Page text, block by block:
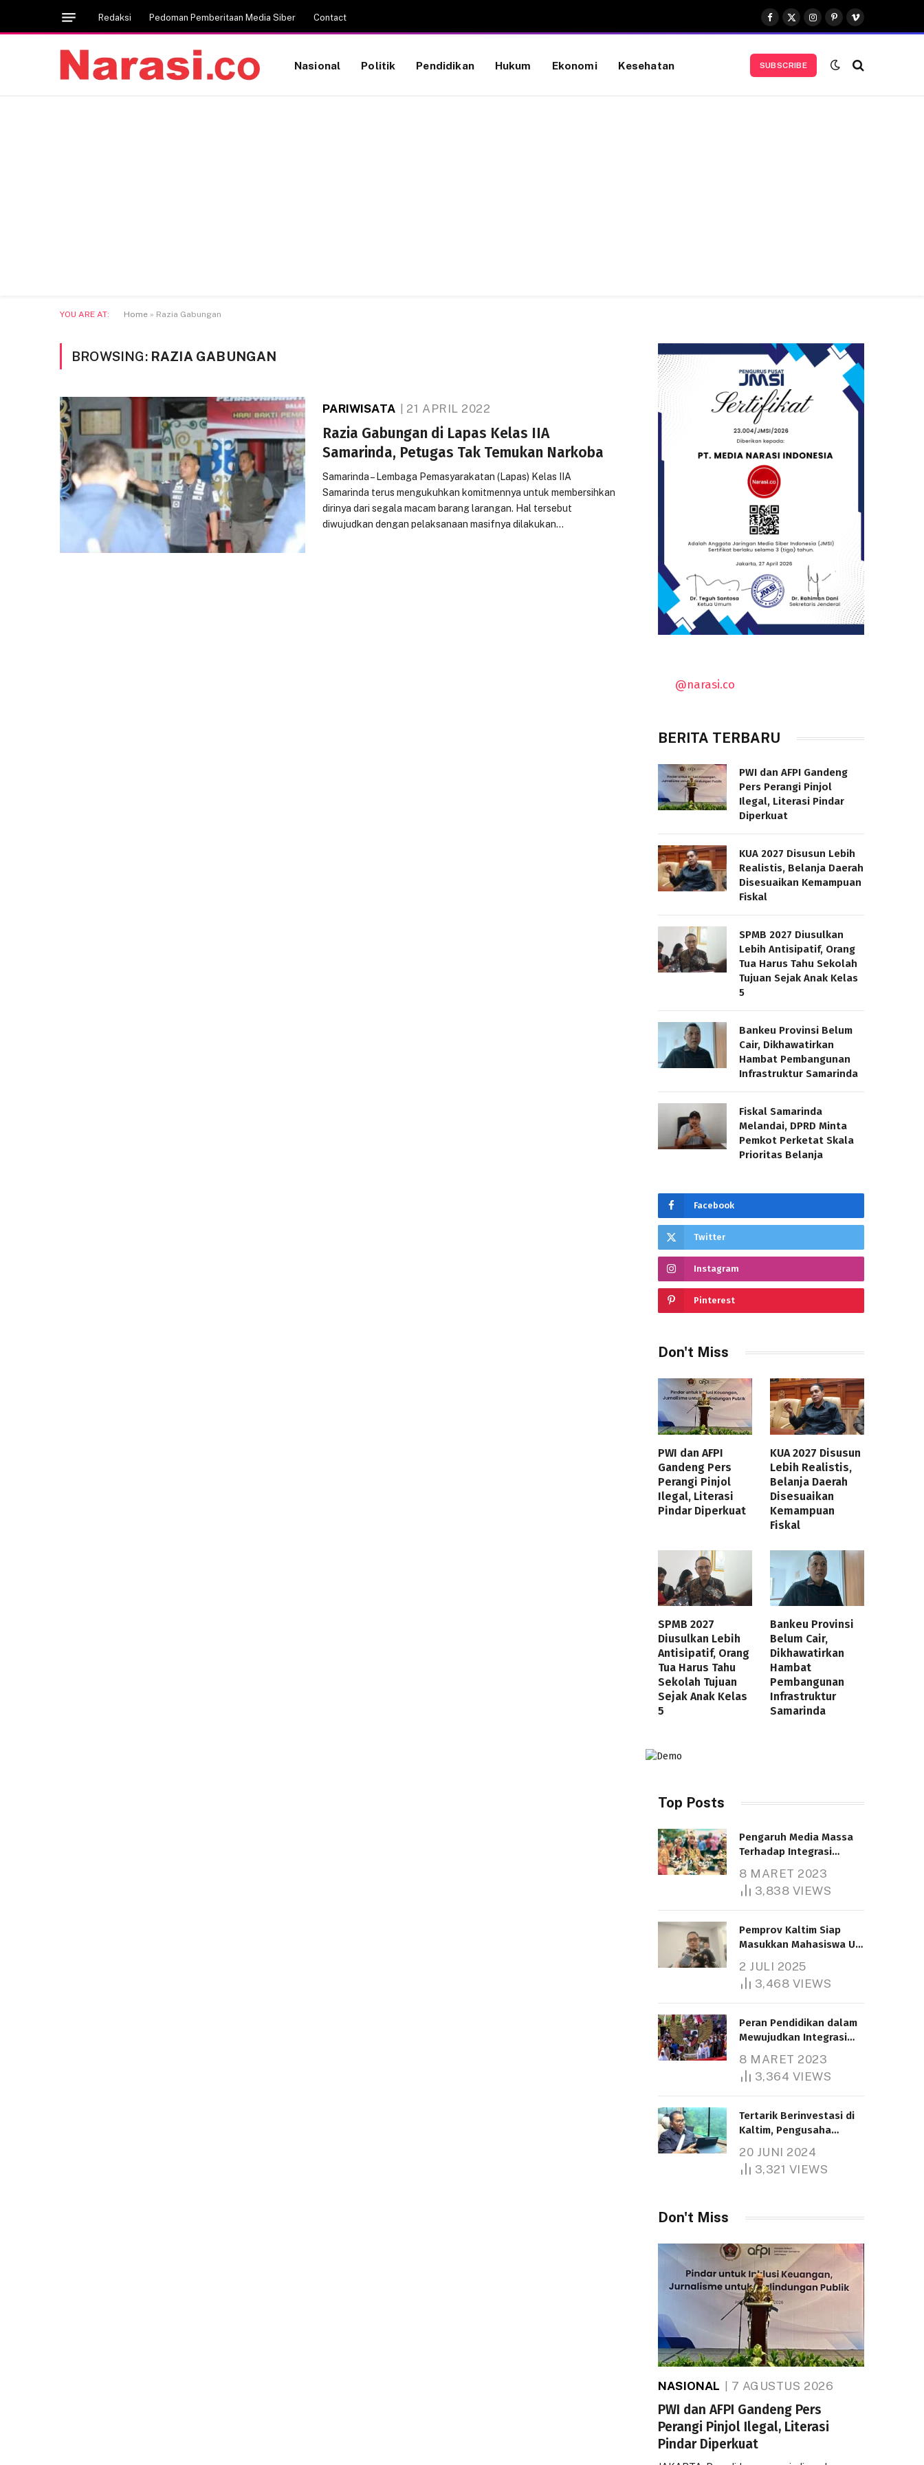
Redaksi Pedoman Pemberitaan Media Siber Contact
Facebook
X
(Twitter)
Instagram
Pinterest
Vimeo
Nasional Politik Pendidikan Hukum Ekonomi Kesehatan SUBSCRIBE
YOU ARE AT: Home » Razia Gabungan
BROWSING: RAZIA GABUNGAN
PARIWISATA 21 APRIL 2022
Razia Gabungan di Lapas Kelas IIA
Samarinda, Petugas Tak Temukan Narkoba
Samarinda – Lembaga Pemasyarakatan (Lapas) Kelas IIA
Samarinda terus mengukuhkan komitmennya untuk membersihkan
dirinya dari segala macam barang larangan. Hal tersebut
diwujudkan dengan pelaksanaan masifnya dilakukan…
@narasi.co
BERITA TERBARU
PWI dan AFPI Gandeng
Pers Perangi Pinjol
Ilegal, Literasi Pindar
Diperkuat
KUA 2027 Disusun Lebih
Realistis, Belanja Daerah
Disesuaikan Kemampuan
Fiskal
SPMB 2027 Diusulkan
Lebih Antisipatif, Orang
Tua Harus Tahu Sekolah
Tujuan Sejak Anak Kelas
5
Bankeu Provinsi Belum
Cair, Dikhawatirkan
Hambat Pembangunan
Infrastruktur Samarinda
Fiskal Samarinda
Melandai, DPRD Minta
Pemkot Perketat Skala
Prioritas Belanja
Facebook
Twitter
Instagram
Pinterest
Don't Miss
PWI dan AFPI
Gandeng Pers
Perangi Pinjol
Ilegal, Literasi
Pindar Diperkuat
KUA 2027 Disusun
Lebih Realistis,
Belanja Daerah
Disesuaikan
Kemampuan
Fiskal
SPMB 2027
Diusulkan Lebih
Antisipatif, Orang
Tua Harus Tahu
Sekolah Tujuan
Sejak Anak Kelas
5
Bankeu Provinsi
Belum Cair,
Dikhawatirkan
Hambat
Pembangunan
Infrastruktur
Samarinda
Top Posts
Pengaruh Media Massa
Terhadap Integrasi
8 MARET 2023
3,838 VIEWS
Pemprov Kaltim Siap
Masukkan Mahasiswa UT
Bantuan Pendidikan
Gratispol
2 JULI 2025
3,468 VIEWS
Peran Pendidikan dalam
Mewujudkan Integrasi
8 MARET 2023
3,364 VIEWS
Tertarik Berinvestasi di
Kaltim, Pengusaha
1.000 Hektare
20 JUNI 2024
3,321 VIEWS
Don't Miss
NASIONAL 7 AGUSTUS 2026
PWI dan AFPI Gandeng Pers
Perangi Pinjol Ilegal, Literasi
Pindar Diperkuat